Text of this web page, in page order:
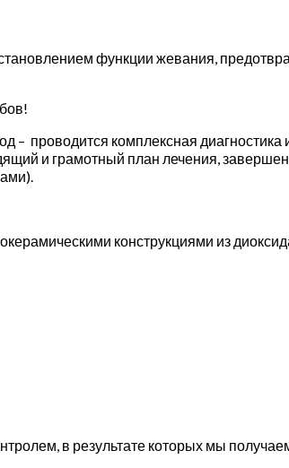
функции жевания,
проводится комплексная диагностика
и грамотный план лечения,
конструкциями из
в результате которых мы